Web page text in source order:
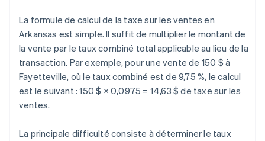
La formule de calcul de la taxe sur les ventes en
Arkansas est simple. Il suffit de multiplier le montant de
la vente par le taux combiné total applicable au lieu de la
transaction. Par exemple, pour une vente de 150 $ à
Fayetteville, où le taux combiné est de 9,75 %, le calcul
est le suivant : 150 $ × 0,0975 = 14,63 $ de taxe sur les
ventes.
La principale difficulté consiste à déterminer le taux